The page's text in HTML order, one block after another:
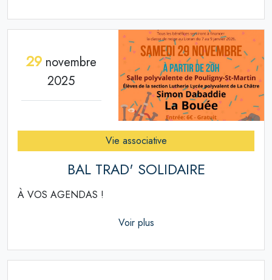
29novembre
2025
Vie associative
BAL TRAD' SOLIDAIRE
À VOS AGENDAS !
Voir plus